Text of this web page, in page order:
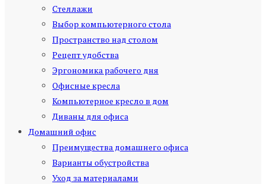
Стеллажи
Выбор компьютерного стола
Пространство над столом
Рецепт удобства
Эргономика рабочего дня
Офисные кресла
Компьютерное кресло в дом
Диваны для офиса
Домашний офис
Преимущества домашнего офиса
Варианты обустройства
Уход за материалами